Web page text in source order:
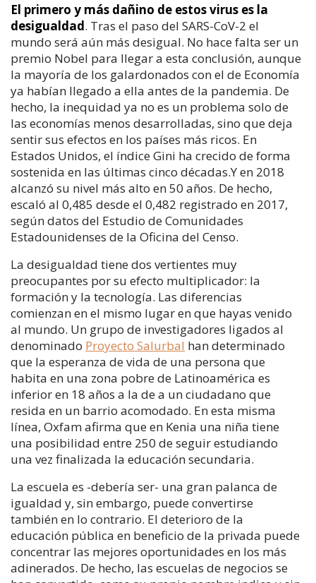
El primero y más dañino de estos virus es la
desigualdad. Tras el paso del SARS-CoV-2 el
mundo será aún más desigual. No hace falta ser un
premio Nobel para llegar a esta conclusión, aunque
la mayoría de los galardonados con el de Economía
ya habían llegado a ella antes de la pandemia. De
hecho, la inequidad ya no es un problema solo de
las economías menos desarrolladas, sino que deja
sentir sus efectos en los países más ricos. En
Estados Unidos, el índice Gini ha crecido de forma
sostenida en las últimas cinco décadas.Y en 2018
alcanzó su nivel más alto en 50 años. De hecho,
escaló al 0,485 desde el 0,482 registrado en 2017,
según datos del Estudio de Comunidades
Estadounidenses de la Oficina del Censo.
La desigualdad tiene dos vertientes muy
preocupantes por su efecto multiplicador: la
formación y la tecnología. Las diferencias
comienzan en el mismo lugar en que hayas venido
al mundo. Un grupo de investigadores ligados al
denominado Proyecto Salurbal han determinado
que la esperanza de vida de una persona que
habita en una zona pobre de Latinoamérica es
inferior en 18 años a la de a un ciudadano que
resida en un barrio acomodado. En esta misma
línea, Oxfam afirma que en Kenia una niña tiene
una posibilidad entre 250 de seguir estudiando
una vez finalizada la educación secundaria.
La escuela es -debería ser- una gran palanca de
igualdad y, sin embargo, puede convertirse
también en lo contrario. El deterioro de la
educación pública en beneficio de la privada puede
concentrar las mejores oportunidades en los más
adinerados. De hecho, las escuelas de negocios se